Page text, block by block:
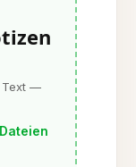
Text —